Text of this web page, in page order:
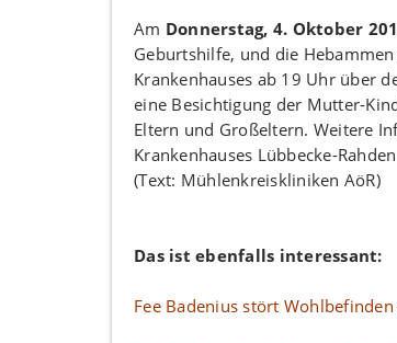
Am Donnerstag, 4. Oktober
Geburtshilfe, und die
Krankenhauses ab 19 Uhr über
eine Besichtigung der Mutter-
Eltern und Großeltern. Weitere
Krankenhauses Lübbecke-
(Text: Mühlenkreiskliniken AöR)
Das ist ebenfalls interessant:
Fee Badenius stört Wohlbefinden